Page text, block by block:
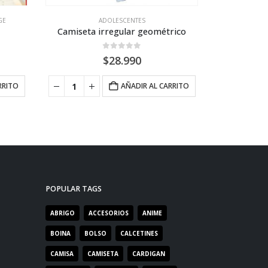
ADOLESCENTES
Camiseta irregular geométrico
0
$28.990
AÑADIR AL CARRITO
POPULAR TAGS
ABRIGO ACCESORIOS ANIME
BOINA BOLSO CALCETINES
CAMISA CAMISETA CARDIGAN